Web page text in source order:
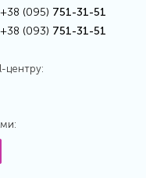
+38 (095) 751-31-51
+38 (093) 751-31-51
центру: